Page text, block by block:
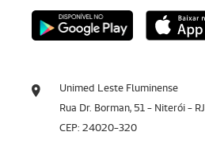
Unimed Leste Fluminense
Rua Dr. Borman, 51 - Niterói - RJ
CEP: 24020-320